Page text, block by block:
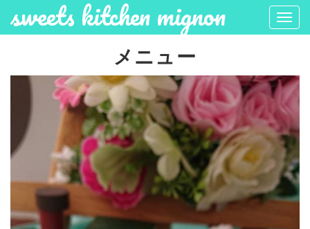
sweets kitchen mignon
メニュー